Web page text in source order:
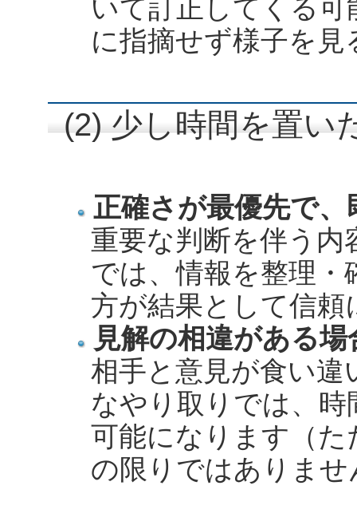
いて訂正してくる
に指摘せず様子を
(2) 少し時間を置い
正確さが最優先で
重要な判断を伴う
では、情報を整理
方が結果として信
見解の相違がある
相手と意見が食い違
なやり取りでは、
可能になります（
の限りではありませ